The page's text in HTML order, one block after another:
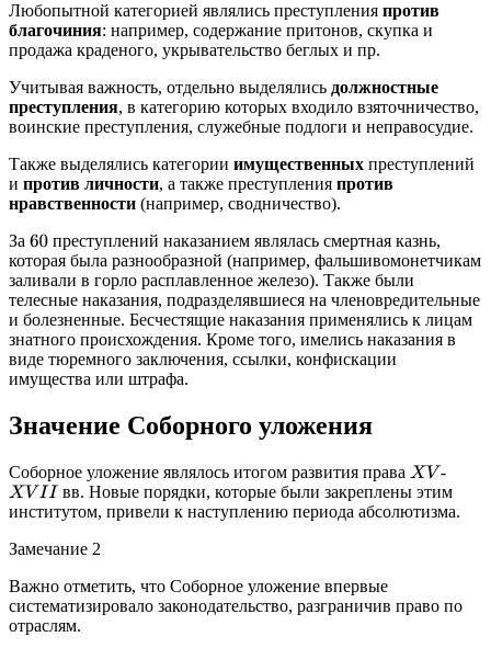
Любопытной категорией являлись преступления против
благочиния: например, содержание притонов, скупка и
продажа краденого, укрывательство беглых и пр.
Учитывая важность, отдельно выделялись должностные
преступления, в категорию которых входило взяточничество,
воинские преступления, служебные подлоги и неправосудие.
Также выделялись категории имущественных преступлений
и против личности, а также преступления против
нравственности (например, сводничество).
За 60 преступлений наказанием являлась смертная казнь,
которая была разнообразной (например, фальшивомонетчикам
заливали в горло расплавленное железо). Также были
телесные наказания, подразделявшиеся на членовредительные
и болезненные. Бесчестящие наказания применялись к лицам
знатного происхождения. Кроме того, имелись наказания в
виде тюремного заключения, ссылки, конфискации
имущества или штрафа.
Значение Соборного уложения
Соборное уложение являлось итогом развития права XV -
XVII
вв. Новые порядки, которые были закреплены этим
институтом, привели к наступлению периода абсолютизма.
Замечание 2
Важно отметить, что Соборное уложение впервые
систематизировало законодательство, разграничив право по
отраслям.